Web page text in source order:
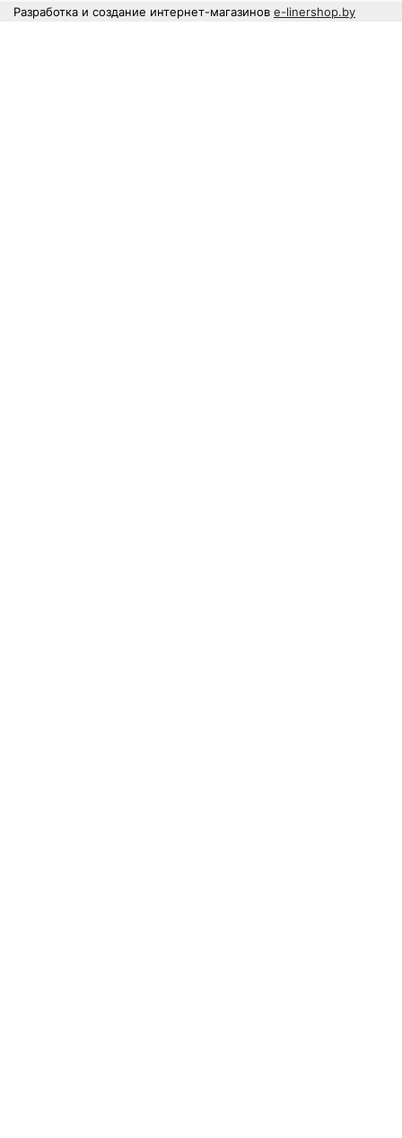
Разработка и создание интернет-магазинов e-linershop.by